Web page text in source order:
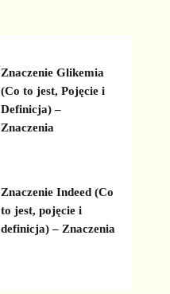
Znaczenie Glikemia
(Co to jest, Pojęcie i
Definicja) –
Znaczenia
Znaczenie Indeed (Co
to jest, pojęcie i
definicja) – Znaczenia